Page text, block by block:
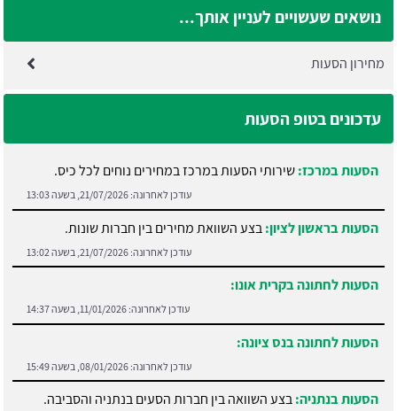
נושאים שעשויים לעניין אותך...
מחירון הסעות
עדכונים בטופ הסעות
הסעות במרכז:שירותי הסעות במרכז במחירים נוחים לכל כיס.
עודכן לאחרונה: 21/07/2026, בשעה 13:03
הסעות בראשון לציון:בצע השוואת מחירים בין חברות שונות.
עודכן לאחרונה: 21/07/2026, בשעה 13:02
הסעות לחתונה בקרית אונו:
עודכן לאחרונה: 11/01/2026, בשעה 14:37
הסעות לחתונה בנס ציונה:
עודכן לאחרונה: 08/01/2026, בשעה 15:49
הסעות בנתניה:בצע השוואה בין חברות הסעים בנתניה והסביבה.